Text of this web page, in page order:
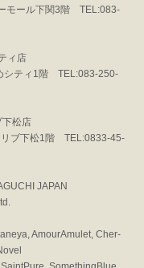
モール下関3階 TEL:083-
ィ店
シティ1階 TEL:083-250-
下松店
リブ下松1階 TEL:0833-45-
JAPAN
AmourAmulet, Cher-